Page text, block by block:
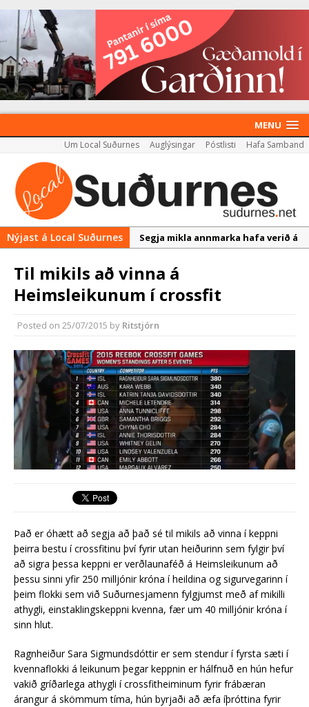
MENU
Um Local Suðurnes Auglýsingar Póstlisti Hafa Samband
Nýjast á Local Suðurnes
Segja mikla annmarka hafa verið á
Leita eftir hugmyndum íbúa við
þróun Akademíureits
vænlegasti kosturinn
Til mikils að vinna á
Heimsleikunum í crossfit
Posted on 25/07/2015 by Ritstjórn
Það er óhætt að segja að það sé til mikils að vinna í keppni
þeirra bestu í crossfitinu því fyrir utan heiðurinn sem fylgir því
að sigra þessa keppni er verðlaunaféð á Heimsleikunum að
þessu sinni yfir 250 milljónir króna í heildina og sigurvegarinn í
þeim flokki sem við Suðurnesjamenn fylgjumst með af mikilli
athygli, einstaklingskeppni kvenna, fær um 40 milljónir króna í
sinn hlut.
Ragnheiður Sara Sigmundsdóttir er sem stendur í fyrsta sæti í
kvennaflokki á leikunum þegar keppnin er hálfnuð en hún hefur
vakið gríðarlega athygli í crossfitheiminum fyrir frábæran
árangur á skömmum tíma, hún byrjaði að æfa íþróttina fyrir